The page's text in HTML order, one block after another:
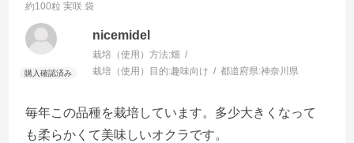
約100粒 実咲 袋
nicemidel
栽培（使用）方法:畑
栽培（使用）目的:趣味向け 都道府県:神奈川県
毎年この品種を栽培しています。多少大きくなって
も柔らかくて美味しいオクラです。